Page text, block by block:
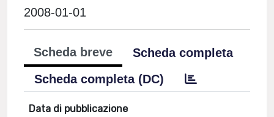
2008-01-01
Scheda breve
Scheda completa
Scheda completa (DC)
Data di pubblicazione